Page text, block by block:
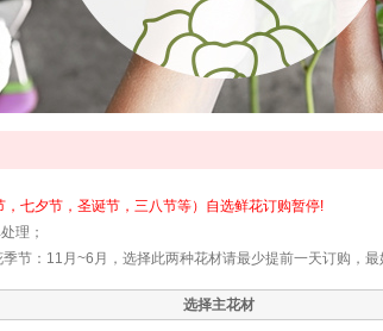
七夕节，圣诞节，三八节等）自选鲜花订购暂停!
理；
节：11月~6月，选择此两种花材请最少提前一天订购，
选择主花材